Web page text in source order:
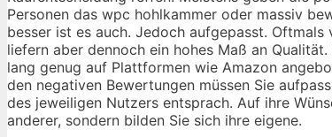
Personen das wpc hohlkammer oder massiv
besser ist es auch. Jedoch aufgepasst.
liefern aber dennoch ein hohes Maß an
lang genug auf Plattformen wie Amazon
den negativen Bewertungen müssen Sie
des jeweiligen Nutzers entsprach. Auf ihre
anderer, sondern bilden Sie sich ihre eigene.